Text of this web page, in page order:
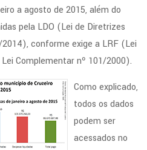
a agosto de 2015, além do
pela LDO (Lei de Diretrizes
conforme exige a LRF (Lei
Complementar nº 101/2000).
Como explicado,
todos os dados
podem ser
acessados no